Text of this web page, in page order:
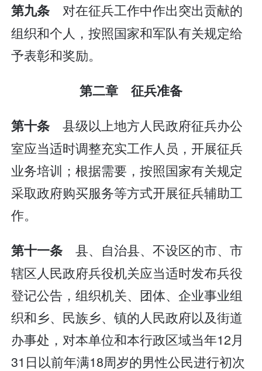
第九条 对在征兵工作中作出突出贡献的
组织和个人，按照国家和军队有关规定给
予表彰和奖励。
第二章 征兵准备
第十条 县级以上地方人民政府征兵办公
室应当适时调整充实工作人员，开展征兵
业务培训；根据需要，按照国家有关规定
采取政府购买服务等方式开展征兵辅助工
作。
第十一条 县、自治县、不设区的市、市
辖区人民政府兵役机关应当适时发布兵役
登记公告，组织机关、团体、企业事业组
织和乡、民族乡、镇的人民政府以及街道
办事处，对本单位和本行政区域当年12月
31日以前年满18周岁的男性公民进行初次